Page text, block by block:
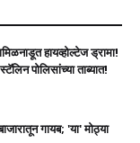
हायव्होल्टेज ड्रामा!
पोलिसांच्या ताब्यात!
गायब; 'या' मोठ्या